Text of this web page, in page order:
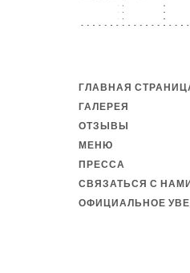
ГЛАВНАЯ
ГАЛЕРЕЯ
ОТЗЫВЫ
МЕНЮ
ПРЕССА
СВЯЗАТЬСЯ С
ОФИЦИАЛЬНОЕ